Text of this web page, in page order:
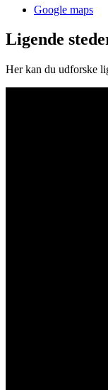
Google maps
Ligende
Her kan du udforske